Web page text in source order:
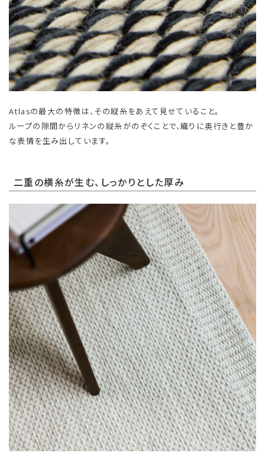
Atlasの最大の特徴は、その縦糸をあえて見せていること。
ループの隙間からリネンの縦糸がのぞくことで、織りに奥行きと豊か
な表情を生み出しています。
二重の横糸が生む、しっかりとした厚み